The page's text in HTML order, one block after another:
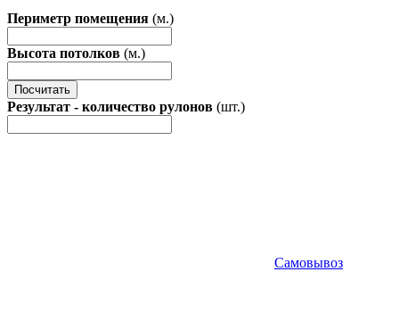
Периметр помещения (м.)
Высота потолков (м.)
Посчитать
Результат - количество рулонов (шт.)
Самовывоз